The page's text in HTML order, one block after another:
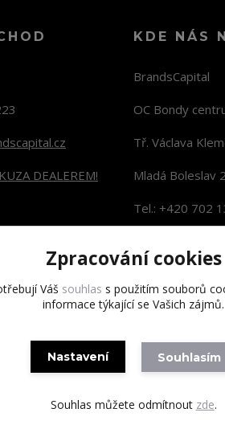
DEALEREM!
KDE NÁS
BrandsCapital
OC Bondy
Tř. Václava
Mladá Boleslav
Tel.: +420 702
Copyright 2020 BrandsCapital s.r.o.
Zpracování cookies
Váš souhlas s použitím souborů
informace týkající se Vašich zájmů.
Nastavení Souhlasím
Souhlas můžete odmítnout zde.